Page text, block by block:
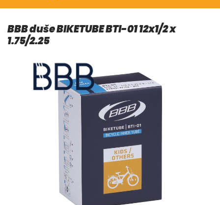
BBB duše BIKETUBE BTI-01 12x1/2 x
1.75/2.25